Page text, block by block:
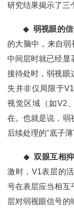
研究结果揭示了三
◆ 弱视眼的
的大脑中，来自
中间层时就已经显
接待处时，弱视眼
失并非仅局限于
视觉区域（如V2
在。也就是说，弱
后续处理的"底子
◆ 双眼互相
激时，V1表层的
号在表层应当相互
层对弱视眼信号的